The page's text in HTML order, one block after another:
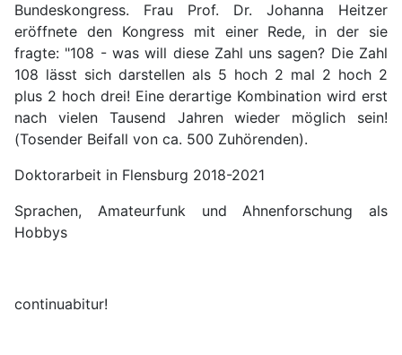
Bundeskongress. Frau Prof. Dr. Johanna Heitzer
eröffnete den Kongress mit einer Rede, in der sie
fragte: "108 - was will diese Zahl uns sagen? Die Zahl
108 lässt sich darstellen als 5 hoch 2 mal 2 hoch 2
plus 2 hoch drei! Eine derartige Kombination wird erst
nach vielen Tausend Jahren wieder möglich sein!
(Tosender Beifall von ca. 500 Zuhörenden).
Doktorarbeit in Flensburg 2018-2021
Sprachen, Amateurfunk und Ahnenforschung als
Hobbys
continuabitur!